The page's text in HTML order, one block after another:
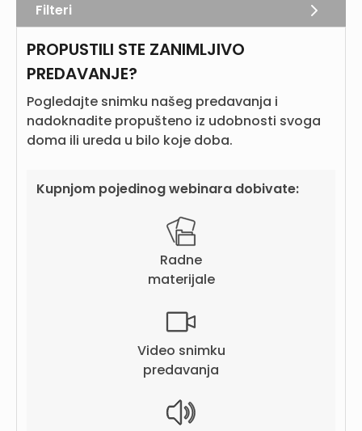
PROPUSTILI STE ZANIMLJIVO
PREDAVANJE?
Pogledajte snimku našeg predavanja i
nadoknadite propušteno iz udobnosti svoga
doma ili ureda u bilo koje doba.
Kupnjom pojedinog webinara dobivate:
Radne
materijale
Video snimku
predavanja
Filteri